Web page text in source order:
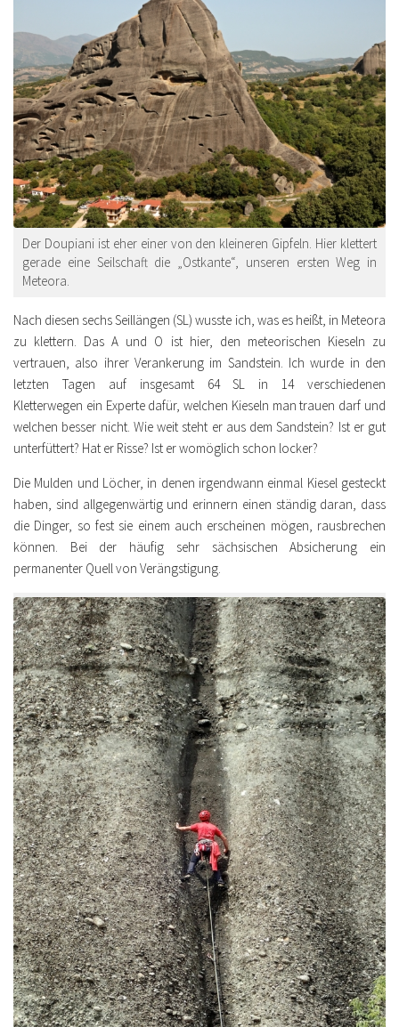
Der Doupiani ist eher einer von den kleineren Gipfeln. Hier klettert
gerade eine Seilschaft die „Ostkante“, unseren ersten Weg in
Meteora.
Nach diesen sechs Seillängen (SL) wusste ich, was es heißt, in Meteora
zu klettern. Das A und O ist hier, den meteorischen Kieseln zu
vertrauen, also ihrer Verankerung im Sandstein. Ich wurde in den
letzten Tagen auf insgesamt 64 SL in 14 verschiedenen
Kletterwegen ein Experte dafür, welchen Kieseln man trauen darf und
welchen besser nicht. Wie weit steht er aus dem Sandstein? Ist er gut
unterfüttert? Hat er Risse? Ist er womöglich schon locker?
Die Mulden und Löcher, in denen irgendwann einmal Kiesel gesteckt
haben, sind allgegenwärtig und erinnern einen ständig daran, dass
die Dinger, so fest sie einem auch erscheinen mögen, rausbrechen
können. Bei der häufig sehr sächsischen Absicherung ein
permanenter Quell von Verängstigung.